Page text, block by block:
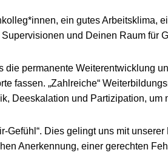
ein gutes Arbeitsklima,
und Deinen Raum für
die permanente Weiterentwicklung
fassen. „Zahlreiche“
Deeskalation und Partizipation, um
Gefühl“. Dies gelingt uns mit unserer
Anerkennung, einer gerechten